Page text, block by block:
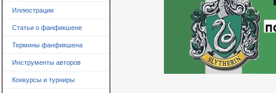
Иллюстрации
Статьи о фанфикшене
Термины фанфикшена
Инструменты авторов
Конкурсы и турниры